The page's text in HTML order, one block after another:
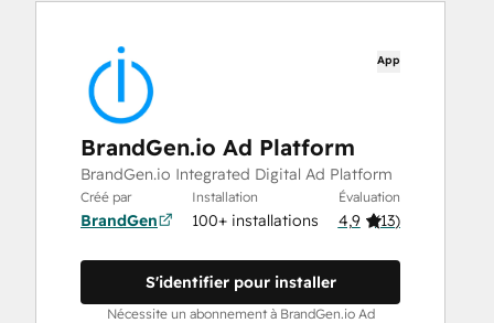
App
BrandGen.io Ad Platform
BrandGen.io Integrated Digital Ad Platform
Créé par
BrandGen
Installation
100+ installations
Évaluation
4,9 (13)
S'identifier pour installer
Nécessite un abonnement à BrandGen.io Ad